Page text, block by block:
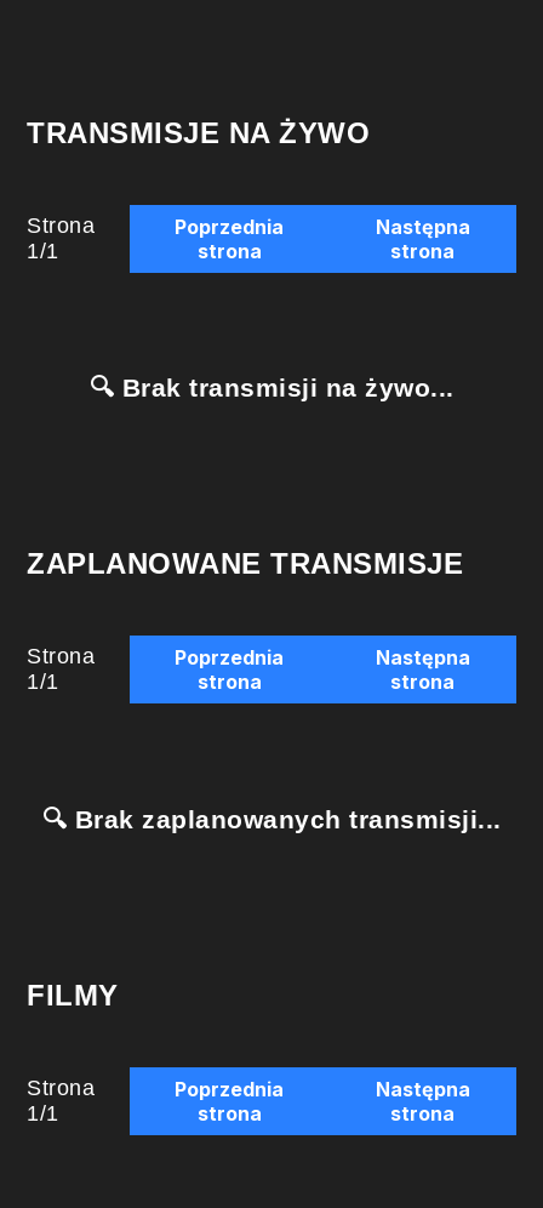
TRANSMISJE NA ŻYWO
Strona
1/1
Poprzednia
strona
Następna
strona
🔍 Brak transmisji na żywo...
ZAPLANOWANE TRANSMISJE
Strona
1/1
Poprzednia
strona
Następna
strona
🔍 Brak zaplanowanych transmisji...
FILMY
Strona
1/1
Poprzednia
strona
Następna
strona